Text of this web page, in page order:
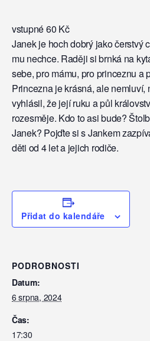
vstupné 60 Kč
Janek je hoch dobrý jako čerstvý
mu nechce. Raději si brnká na
sebe, pro mámu, pro princeznu a
Princezna je krásná, ale nemluví,
vyhlásil, že její ruku a půl
rozesměje. Kdo to asi bude?
Janek? Pojďte si s Jankem
děti od 4 let a jejich rodiče.
Přidat do kalendáře
PODROBNOSTI
Datum:
6 srpna, 2024
Čas:
17:30